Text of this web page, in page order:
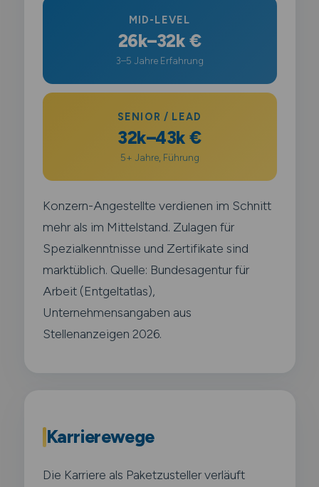
MID-LEVEL
26k–32k €
3–5 Jahre Erfahrung
SENIOR / LEAD
32k–43k €
5+ Jahre, Führung
Konzern-Angestellte verdienen im Schnitt
mehr als im Mittelstand. Zulagen für
Spezialkenntnisse und Zertifikate sind
marktüblich. Quelle: Bundesagentur für
Arbeit (Entgeltatlas),
Unternehmensangaben aus
Stellenanzeigen 2026.
Karrierewege
Die Karriere als Paketzusteller verläuft